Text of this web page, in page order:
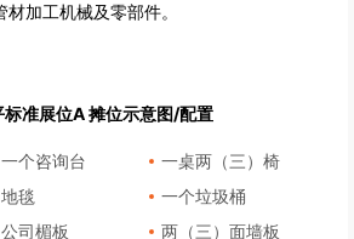
加工机械及零部件。
标准展位A 摊位示意图/配置
一个咨询台
一桌两（三）椅
地毯
一个垃圾桶
公司楣板
两（三）面墙板